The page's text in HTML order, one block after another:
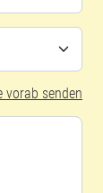
vorab senden